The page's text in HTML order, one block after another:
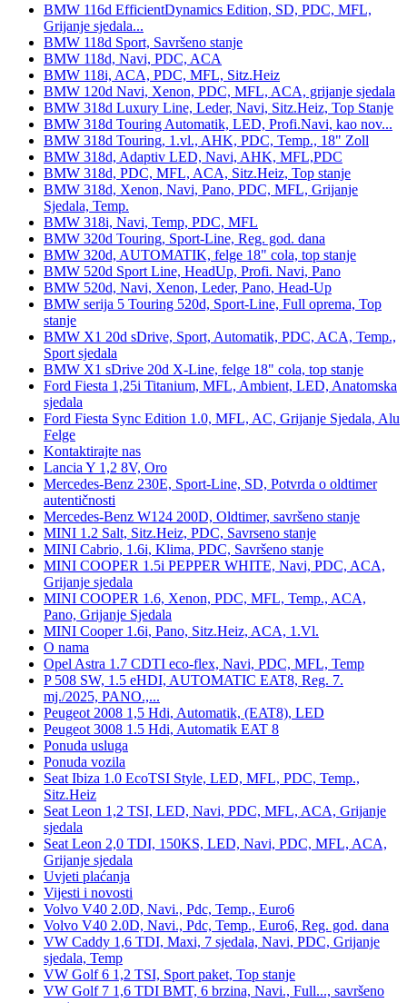
BMW 116d EfficientDynamics Edition, SD, PDC, MFL,
Grijanje sjedala...
BMW 118d Sport, Savršeno stanje
BMW 118d, Navi, PDC, ACA
BMW 118i, ACA, PDC, MFL, Sitz.Heiz
BMW 120d Navi, Xenon, PDC, MFL, ACA, grijanje sjedala
BMW 318d Luxury Line, Leder, Navi, Sitz.Heiz, Top Stanje
BMW 318d Touring Automatik, LED, Profi.Navi, kao nov...
BMW 318d Touring, 1.vl., AHK, PDC, Temp., 18" Zoll
BMW 318d, Adaptiv LED, Navi, AHK, MFL,PDC
BMW 318d, PDC, MFL, ACA, Sitz.Heiz, Top stanje
BMW 318d, Xenon, Navi, Pano, PDC, MFL, Grijanje
Sjedala, Temp.
BMW 318i, Navi, Temp, PDC, MFL
BMW 320d Touring, Sport-Line, Reg. god. dana
BMW 320d, AUTOMATIK, felge 18" cola, top stanje
BMW 520d Sport Line, HeadUp, Profi. Navi, Pano
BMW 520d, Navi, Xenon, Leder, Pano, Head-Up
BMW serija 5 Touring 520d, Sport-Line, Full oprema, Top
stanje
BMW X1 20d sDrive, Sport, Automatik, PDC, ACA, Temp.,
Sport sjedala
BMW X1 sDrive 20d X-Line, felge 18" cola, top stanje
Ford Fiesta 1,25i Titanium, MFL, Ambient, LED, Anatomska
sjedala
Ford Fiesta Sync Edition 1.0, MFL, AC, Grijanje Sjedala, Alu
Felge
Kontaktirajte nas
Lancia Y 1,2 8V, Oro
Mercedes-Benz 230E, Sport-Line, SD, Potvrda o oldtimer
autentičnosti
Mercedes-Benz W124 200D, Oldtimer, savršeno stanje
MINI 1.2 Salt, Sitz.Heiz, PDC, Savrseno stanje
MINI Cabrio, 1.6i, Klima, PDC, Savršeno stanje
MINI COOPER 1.5i PEPPER WHITE, Navi, PDC, ACA,
Grijanje sjedala
MINI COOPER 1.6, Xenon, PDC, MFL, Temp., ACA,
Pano, Grijanje Sjedala
MINI Cooper 1.6i, Pano, Sitz.Heiz, ACA, 1.Vl.
O nama
Opel Astra 1.7 CDTI eco-flex, Navi, PDC, MFL, Temp
P 508 SW, 1.5 eHDI, AUTOMATIC EAT8, Reg. 7.
mj./2025, PANO.,...
Peugeot 2008 1,5 Hdi, Automatik, (EAT8), LED
Peugeot 3008 1.5 Hdi, Automatik EAT 8
Ponuda usluga
Ponuda vozila
Seat Ibiza 1.0 EcoTSI Style, LED, MFL, PDC, Temp.,
Sitz.Heiz
Seat Leon 1,2 TSI, LED, Navi, PDC, MFL, ACA, Grijanje
sjedala
Seat Leon 2,0 TDI, 150KS, LED, Navi, PDC, MFL, ACA,
Grijanje sjedala
Uvjeti plaćanja
Vijesti i novosti
Volvo V40 2.0D, Navi., Pdc, Temp., Euro6
Volvo V40 2.0D, Navi., Pdc, Temp., Euro6, Reg. god. dana
VW Caddy 1,6 TDI, Maxi, 7 sjedala, Navi, PDC, Grijanje
sjedala, Temp
VW Golf 6 1,2 TSI, Sport paket, Top stanje
VW Golf 7 1,6 TDI BMT, 6 brzina, Navi., Full..., savršeno